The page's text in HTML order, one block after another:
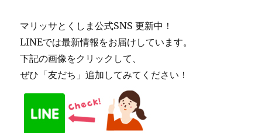
マリッサとくしま公式SNS 更新中！
LINEでは最新情報をお届けしています。
下記の画像をクリックして、
ぜひ「友だち」追加してみてください！